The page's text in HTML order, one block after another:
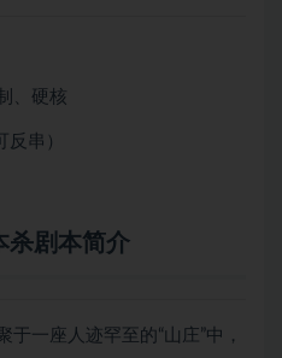
、硬核
串）
杀剧本简介
一座人迹罕至的“山庄”中，